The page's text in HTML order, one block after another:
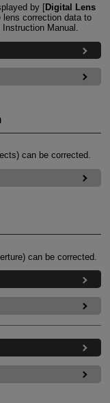
by [Digital Lens
correction data to
Manual.
can be corrected.
can be corrected.